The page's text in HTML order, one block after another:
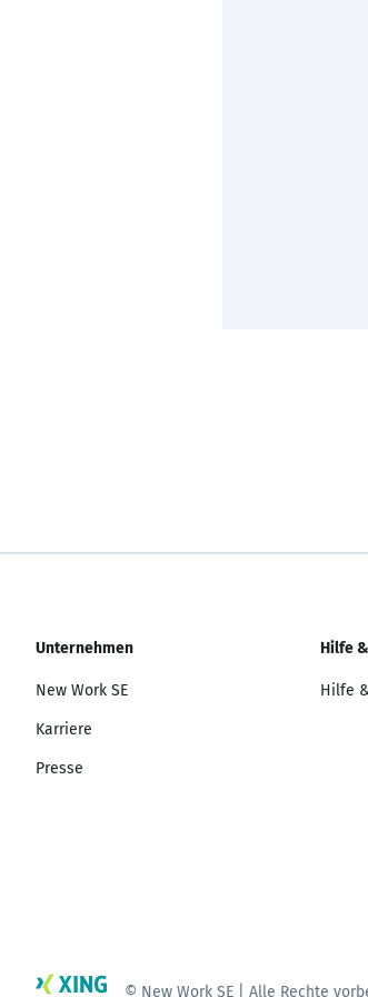
Unternehmen
New Work SE
Karriere
Presse
Hilfe
Hilfe
© New Work SE | Alle Rechte